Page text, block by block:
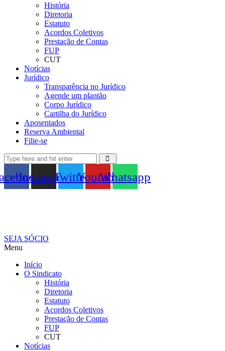
História
Diretoria
Estatuto
Acordos Coletivos
Prestação de Contas
FUP
CUT
Notícias
Jurídico
Transparência no Jurídico
Agende um plantão
Corpo Jurídico
Cartilha do Jurídico
Aposentados
Reserva Ambiental
Filie-se
InstagramTwitterYoutubeWhatsapp
SEJA SÓCIO
Menu
Início
O Sindicato
História
Diretoria
Estatuto
Acordos Coletivos
Prestação de Contas
FUP
CUT
Notícias